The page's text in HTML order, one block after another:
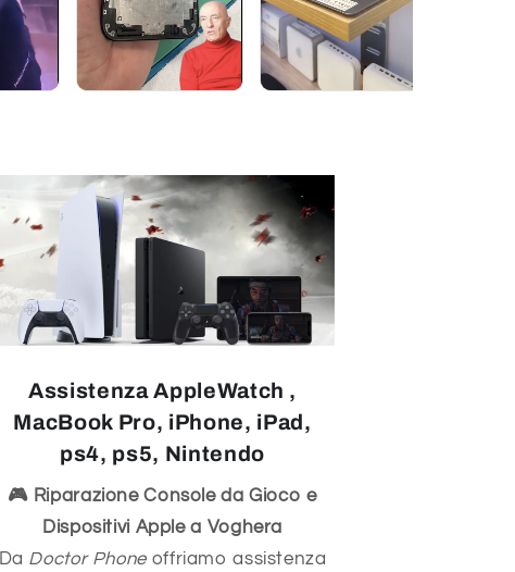
Assistenza AppleWatch ,
MacBook Pro, iPhone, iPad,
ps4, ps5, Nintendo
🎮 Riparazione Console da Gioco e
Dispositivi Apple a Voghera
Da Doctor Phoneoffriamo assistenza